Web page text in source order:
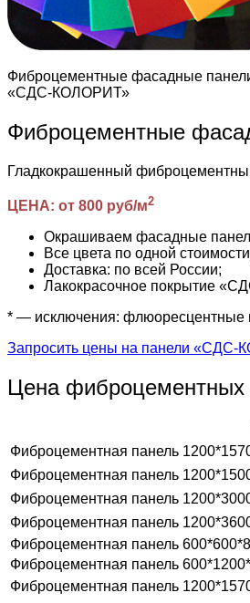
Фиброцементные фасадные
«СДС-КОЛОРИТ»
Фиброцементные
Гладкокрашенный
ЦЕНА: от 800 руб/м2
Окрашиваем фасадные
Все цвета по одной
Доставка: по всей России;
Лакокрасочное покрытие
* — исключения: флюоресцентные
Запросить цены на панели
Цена фиброцементных
Фиброцементная панель
Фиброцементная панель
Фиброцементная панель
Фиброцементная панель
Фиброцементная панель
Фиброцементная панель
Фиброцементная панель